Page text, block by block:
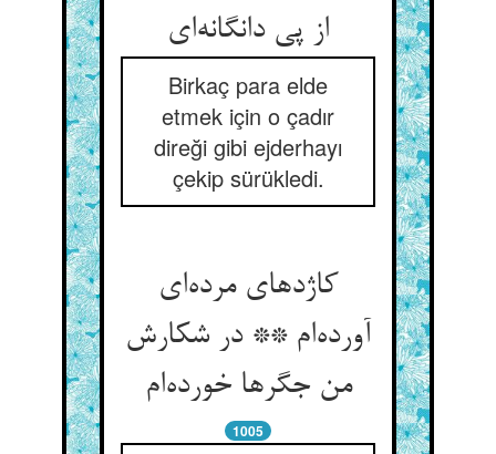
از پی دانگانه‌ای
Birkaç para elde
etmek için o çadır
direği gibi ejderhayı
çekip sürükledi.
کاژدهای مرده‌ای
آورده‌ام ** در شکارش
من جگرها خورده‌ام
1005